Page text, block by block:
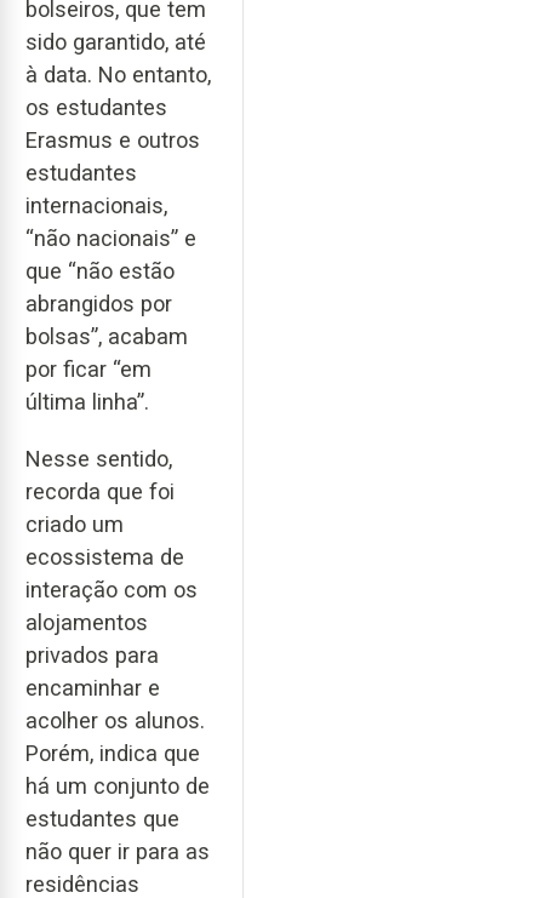
bolseiros, que tem
sido garantido, até
à data. No entanto,
os estudantes
Erasmus e outros
estudantes
internacionais,
“não nacionais” e
que “não estão
abrangidos por
bolsas”, acabam
por ficar “em
última linha”.
Nesse sentido,
recorda que foi
criado um
ecossistema de
interação com os
alojamentos
privados para
encaminhar e
acolher os alunos.
Porém, indica que
há um conjunto de
estudantes que
não quer ir para as
residências